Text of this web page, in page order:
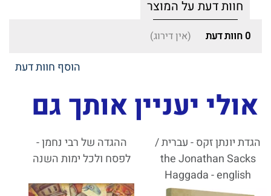
חוות דעת על המוצר
0 חוות דעת (אין דירוג)
הוסף חוות דעת
אולי יעניין אותך גם
הגדת יונתן זקס - עברית /
the Jonathan Sacks
Haggada - english
ההגדה של רבי נחמן -
לפסח ולכל ימות השנה